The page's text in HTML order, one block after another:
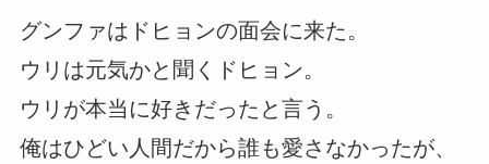
グンファはドヒョンの面会に来た。
ウリは元気かと聞くドヒョン。
ウリが本当に好きだったと言う。
俺はひどい人間だから誰も愛さなかったが、